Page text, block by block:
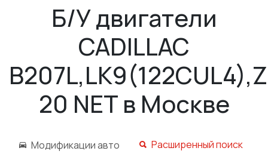
Б/У двигатели
CADILLAC
B207L,LK9(122CUL4),Z
20 NET в Москве
Модификации авто
Расширенный поиск